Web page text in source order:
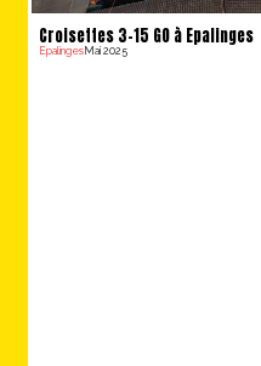
Croisettes 3-15 GO à Epalinges
EpalingesMai 2025